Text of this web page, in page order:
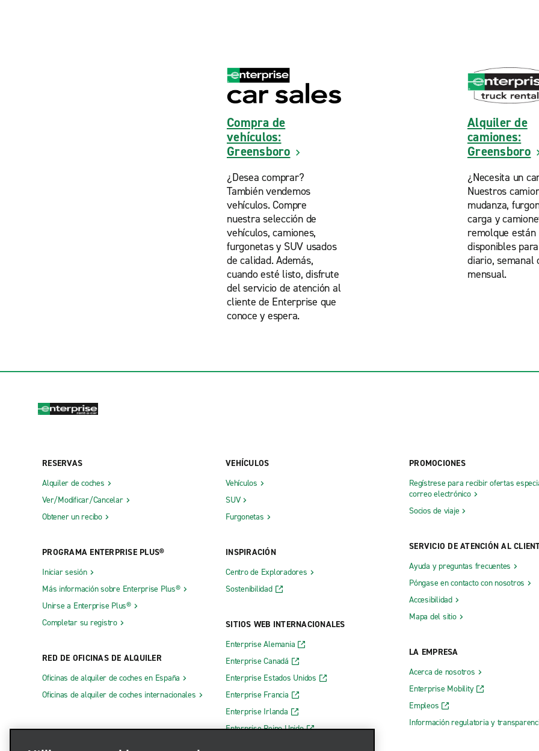
Compra de
vehículos:
Greensboro
¿Desea comprar?
También vendemos
vehículos. Compre
nuestra selección de
vehículos, camiones,
furgonetas y SUV usados
de calidad. Además,
cuando esté listo, disfrute
del servicio de atención al
cliente de Enterprise que
conoce y espera.
Alquiler de
camiones:
Greensboro
¿Necesita un
Nuestros
mudanza,
carga y
remolque están
disponibles
diario, semanal
mensual.
RESERVAS
Alquiler de coches
Ver/Modificar/Cancelar
Obtener un recibo
PROGRAMA ENTERPRISE PLUS®
Iniciar sesión
Más información sobre Enterprise Plus®
Unirse a Enterprise Plus®
Completar su registro
RED DE OFICINAS DE ALQUILER
Oficinas de alquiler de coches en España
Oficinas de alquiler de coches internacionales
VEHÍCULOS
Vehículos
SUV
Furgonetas
INSPIRACIÓN
Centro de Exploradores
Sostenibilidad
SITIOS WEB INTERNACIONALES
Enterprise Alemania
Enterprise Canadá
Enterprise Estados Unidos
Enterprise Francia
Enterprise Irlanda
Enterprise Reino Unido
PROMOCIONES
Regístrese para recibir ofertas
correo electrónico
Socios de viaje
SERVICIO DE ATENCIÓN AL
Ayuda y preguntas frecuentes
Póngase en contacto con nosotros
Accesibilidad
Mapa del sitio
LA EMPRESA
Acerca de nosotros
Enterprise Mobility
Empleos
Información regulatoria y